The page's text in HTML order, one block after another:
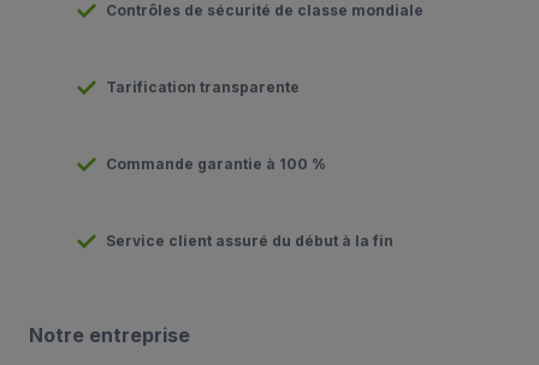
Contrôles de sécurité de classe mondiale
Tarification transparente
Commande garantie à 100 %
Service client assuré du début à la fin
Notre entreprise